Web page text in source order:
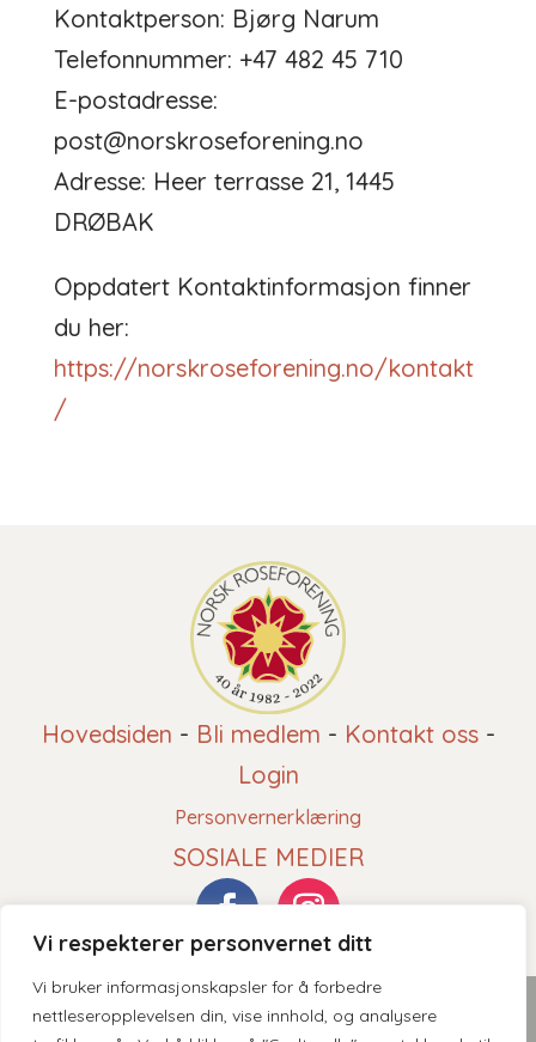
Vi respekterer personvernet ditt
Vi bruker informasjonskapsler for å forbedre
nettleseropplevelsen din, vise innhold, og analysere
Kontaktperson: Bjørg Narum
Telefonnummer: +47 482 45 710
E-postadresse:
post@norskroseforening.no
Adresse: Heer terrasse 21, 1445
DRØBAK
Oppdatert Kontaktinformasjon finner
du her:
https://norskroseforening.no/kontakt
/
Hovedsiden - Bli medlem - Kontakt oss-
Login
Personvernerklæring
SOSIALE MEDIER
2026 © Norsk Roseforening - Innholdet er beskyttet av